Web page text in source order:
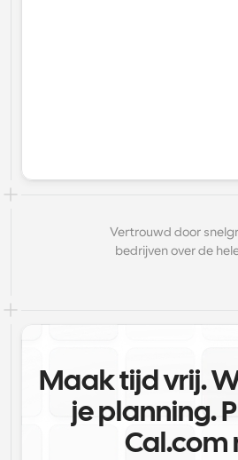
Vertrouwd door
bedrijven over de
Maak tijd vrij.
je planning.
Cal.com